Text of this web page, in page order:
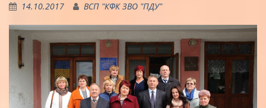
14.10.2017 ВСП "КФК ЗВО "ПДУ"